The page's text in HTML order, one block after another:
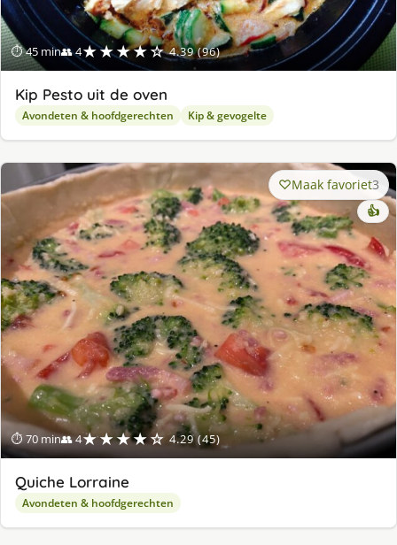
⏱ 45 min👥 4★★★★☆ 4.39 (96)
Kip Pesto uit de oven
Avondeten & hoofdgerechten Kip & gevogelte
⏱ 70 min👥 4★★★★☆ 4.29 (45)
Maak favoriet3
👍
Quiche Lorraine
Avondeten & hoofdgerechten